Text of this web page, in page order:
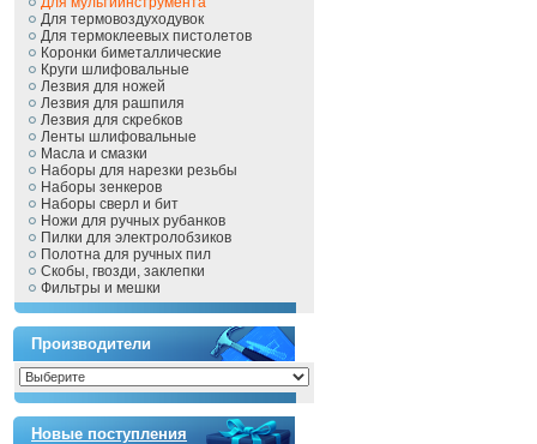
Для термовоздуходувок
Для термоклеевых пистолетов
Коронки биметаллические
Круги шлифовальные
Лезвия для ножей
Лезвия для рашпиля
Лезвия для скребков
Ленты шлифовальные
Масла и смазки
Наборы для нарезки резьбы
Наборы зенкеров
Наборы сверл и бит
Ножи для ручных рубанков
Пилки для электролобзиков
Полотна для ручных пил
Скобы, гвозди, заклепки
Фильтры и мешки
Производители
Новые поступления